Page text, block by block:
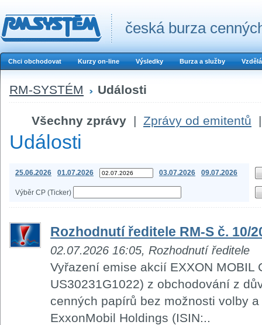
česká burza
Chci obchodovat Kurzy on-line Výsledky Burza a služby
RM-SYSTÉM Události
Všechny zprávy | Zprávy od emitentů |
Události
25.06.2026 01.07.2026 03.07.2026 09.07.2026
Výběr CP (Ticker)
Rozhodnutí ředitele RM-S č. 10/
02.07.2026 16:05, Rozhodnutí ředitele
Vyřazení emise akcií EXXON MOBIL
US30231G1022) z obchodování z
cenných papírů bez možnosti volby
ExxonMobil Holdings (ISIN:..